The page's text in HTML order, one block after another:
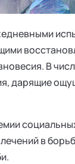
В
дарящие
в